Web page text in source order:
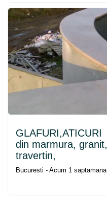
GLAFURI,ATICURI
din marmura, granit,
travertin,
Bucuresti - Acum 1 saptamana